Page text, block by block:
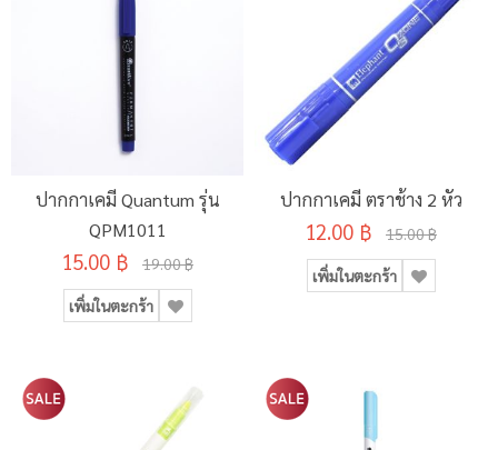
ปากกาเคมี Quantum รุ่น
QPM1011
15.00 ฿ 19.00 ฿
เพิ่มในตะกร้า
ปากกาเคมี ตราช้าง 2 หัว
12.00 ฿ 15.00 ฿
เพิ่มในตะกร้า